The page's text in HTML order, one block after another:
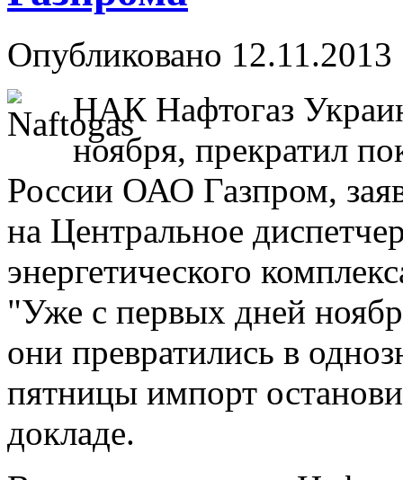
Опубликовано 12.11.2013
НАК Нафтогаз
ноября, прекратил
России ОАО Газпром,
на Центральное
энергетического
"Уже с первых дней
они превратились в
пятницы импорт
докладе.